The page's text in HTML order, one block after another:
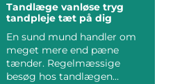
Tandlæge vanløse tryg
tandpleje tæt på dig
En sund mund handler om
meget mere end pæne
tænder. Regelmæssige
besøg hos tandlægen